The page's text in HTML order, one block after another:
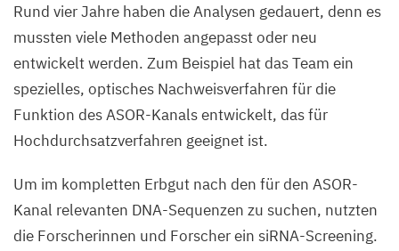
Petermann,
MDC
Rund vier Jahre haben die Analysen gedauert, denn es
mussten viele Methoden angepasst oder neu
entwickelt werden. Zum Beispiel hat das Team ein
spezielles, optisches Nachweisverfahren für die
Funktion des ASOR-Kanals entwickelt, das für
Hochdurchsatzverfahren geeignet ist.
Um im kompletten Erbgut nach den für den ASOR-
Kanal relevanten DNA-Sequenzen zu suchen, nutzten
die Forscherinnen und Forscher ein siRNA-Screening.